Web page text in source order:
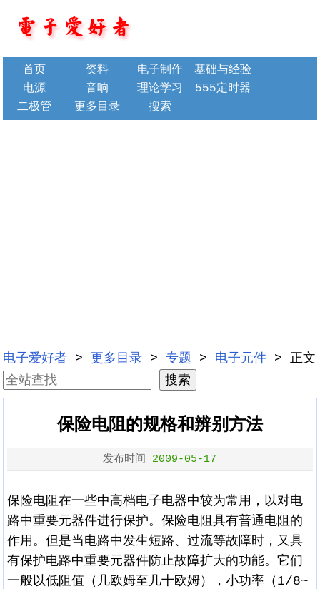
首页 资料 电子制作
基础与经验
电源
音响 理论学习
555定时器
二极管
更多目录 搜索
电子爱好者 > 更多目录 >专题 > 电子元件 > 正文
保险电阻的规格和辨别方法
发布时间 2009-05-17
保险电阻在一些中高档电子电器中较为常用，以对电
路中重要元器件进行保护。保险电阻具有普通电阻的
作用。但是当电路中发生短路、过流等故障时，又具
有保护电路中重要元器件防止故障扩大的功能。它们
一般以低阻值（几欧姆至几十欧姆），小功率（1/8~